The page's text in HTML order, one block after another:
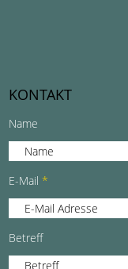
KONTAKT
Name
E-Mail
Betreff